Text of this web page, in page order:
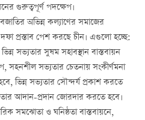
গুরুত্বপূর্ণ পদক্ষেপ।
অভিন্ন কল্যাণের সমাজের
প্রস্তাব পেশ করছে চীন। এগুলো হচ্ছে:
সভ্যতার সুষম সহাবস্থান বাস্তবায়ন
সহনশীল সভ্যতার চেতনায় সংকীর্ণমনা
হবে, ভিন্ন সভ্যতার সৌন্দর্য প্রকাশ করতে
আদান-প্রদান জোরদার করতে হবে।
সমঝোতা ও ঘনিষ্ঠতা বাস্তবায়নে,